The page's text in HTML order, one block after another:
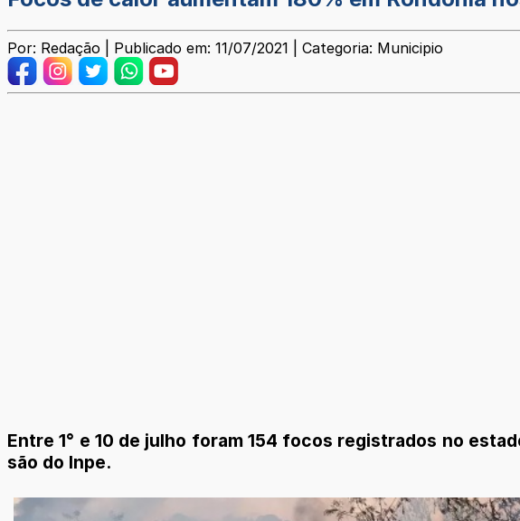
Por: Redação | Publicado em: 11/07/2021 | Categoria: Municipio
Entre 1° e 10 de julho foram 154 focos registrados no
são do Inpe.